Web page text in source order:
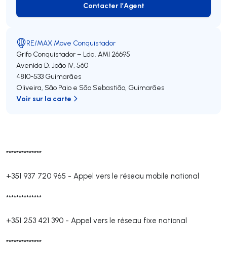
**************
+351 937 720 965 - Appel vers le réseau mobile national
**************
+351 253 421 390 - Appel vers le réseau fixe national
**************
Contacter l’Agent
Contacter l’Agent
RE/MAX Move Conquistador
Grifo Conquistador – Lda. AMI 26695
Avenida D. João IV, 560
4810-533 Guimarães
Oliveira, São Paio e São Sebastião, Guimarães
Voir sur la carte